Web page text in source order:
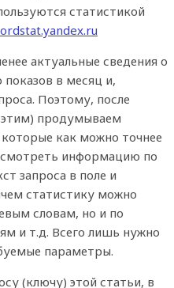
статистикой
актуальные сведения о
показов в месяц и,
Поэтому, после
этим) продумываем
как можно точнее
смотреть информацию по
запроса в поле и
статистику можно
словам, но и по
и т.д. Всего лишь нужно
параметры.
(ключу) этой статьи, в